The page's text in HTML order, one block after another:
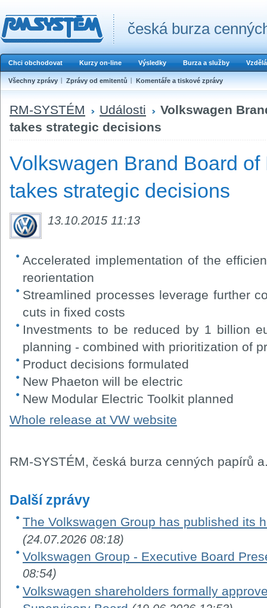
česká burza
Chci obchodovat Kurzy on-line Výsledky Burza a služby
Všechny zprávy Zprávy od emitentů Komentáře a tiskové zprávy
RM-SYSTÉM Události
Volkswagen
takes strategic decisions
Volkswagen Brand Board of
takes strategic decisions
13.10.2015 11:13
Accelerated implementation of the
reorientation
Streamlined processes leverage further
cuts in fixed costs
Investments to be reduced by 1 billion
planning - combined with prioritization of
Product decisions formulated
New Phaeton will be electric
New Modular Electric Toolkit planned
Whole release at VW website
RM-SYSTÉM, česká burza cenných papírů
Další zprávy
The Volkswagen Group has published its
(24.07.2026 08:18)
Volkswagen Group - Executive Board
08:54)
Volkswagen shareholders formally